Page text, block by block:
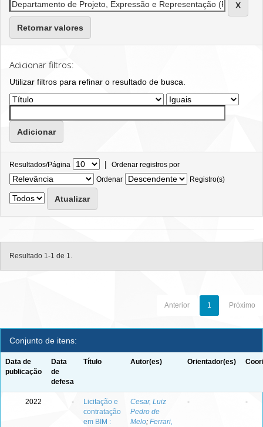
Retornar valores
Adicionar filtros:
Utilizar filtros para refinar o resultado de busca.
Resultados/Página | Ordenar registros por
Ordenar
Registro(s)
Resultado 1-1 de 1.
Anterior 1 Próximo
Conjunto de itens:
Data de
publicação
Data
de
defesa
Título Autor(es) Orientador(es)
2022 -
Licitação e
contratação
em BIM :
Cesar, Luiz
Pedro de
Melo; Ferrari,
- -